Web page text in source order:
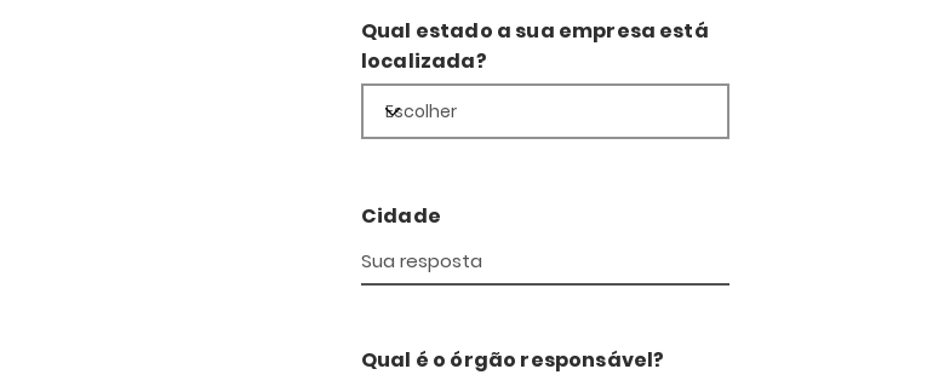
Qual estado a sua empresa está
localizada?
Cidade
Qual é o órgão responsável?